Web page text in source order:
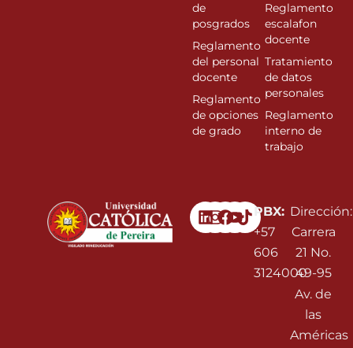
Linkedin
Instagram
Facebook
Youtube
PBX:
+57
606
3124000
Dirección:
Carrera
21 No.
49-95
Av. de
las
Américas
de
posgrados
Reglamento
del personal
docente
Reglamento
de opciones
de grado
Reglamento
escalafon
docente
Tratamiento
de datos
personales
Reglamento
interno de
trabajo